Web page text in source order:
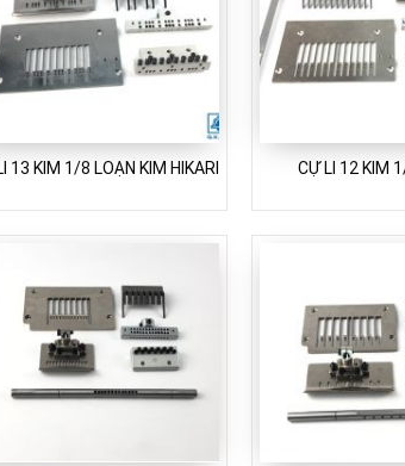
13 KIM 1/8 LOẠN KIM HIKARI CỰ LI 12 KIM